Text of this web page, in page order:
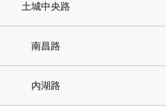
土城中央路
南昌路
內湖路